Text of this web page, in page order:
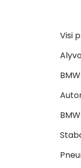
Visi